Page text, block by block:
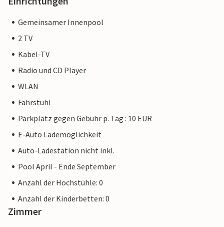
Gemeinsamer Innenpool
2 TV
Kabel-TV
Radio und CD Player
WLAN
Fahrstuhl
Parkplatz gegen Gebühr p. Tag : 10 EUR
E-Auto Lademöglichkeit
Auto-Ladestation nicht inkl.
Pool April - Ende September
Anzahl der Hochstühle: 0
Anzahl der Kinderbetten: 0
Zimmer